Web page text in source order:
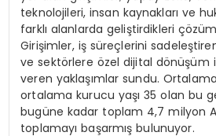
teknolojileri, insan kaynakları ve
farklı alanlarda geliştirdikleri
Girişimler, iş süreçlerini
ve sektörlere özel dijital dönüşüm
veren yaklaşımlar sundu.
ortalama kurucu yaşı 35 olan bu
bugüne kadar toplam 4,7 milyon
toplamayı başarmış bulunuyor.